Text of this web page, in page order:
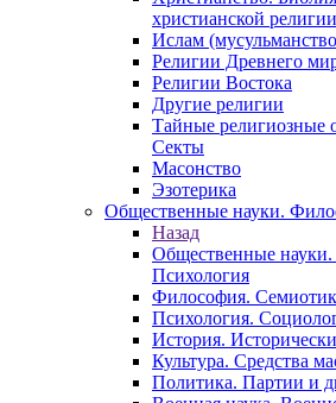
христианской
Ислам
Религии Древнего
Религии Востока
Другие религии
Тайные религиозные
Секты
Масонство
Эзотерика
Общественные науки.
Назад
Общественные
Психология
Философия.
Психология.
История.
Культура. Средства
Политика. Партии и